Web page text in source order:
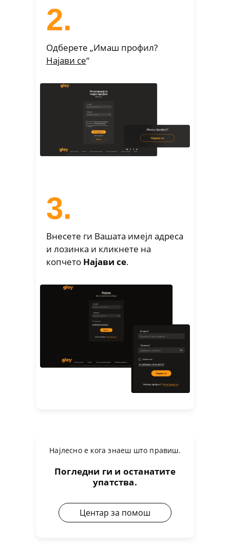
2.
Одберете „Имаш профил?
Најави се“
3.
Внесете ги Вашата имејл адреса
и лозинка и кликнете на
копчето Најави се.
Најлесно е кога знаеш што правиш.
Погледни ги и останатите
упатства.
Центар за помош